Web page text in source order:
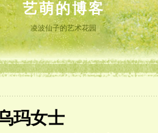
艺萌的博客
凌波仙子的艺术花园
玛女士